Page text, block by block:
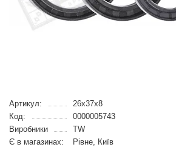
Артикул:
26x37x8
Код:
0000005743
Виробники
TW
Є в магазинах:
Рівне, Київ